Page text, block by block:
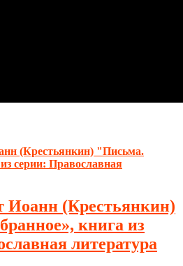
Иоанн (Крестьянкин)
книга из
литература